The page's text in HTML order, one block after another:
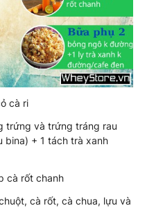
cà ri
trứng và trứng tráng rau
bina) + 1 tách trà xanh
cà rốt chanh
cà rốt, cà chua, lựu và